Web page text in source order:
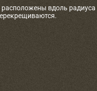
вдоль